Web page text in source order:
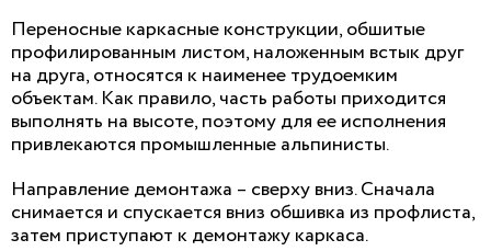
Переносные каркасные конструкции, обшитые
профилированным листом, наложенным встык друг
на друга, относятся к наименее трудоемким
объектам. Как правило, часть работы приходится
выполнять на высоте, поэтому для ее исполнения
привлекаются промышленные альпинисты.
Направление демонтажа – сверху вниз. Сначала
снимается и спускается вниз обшивка из профлиста,
затем приступают к демонтажу каркаса.